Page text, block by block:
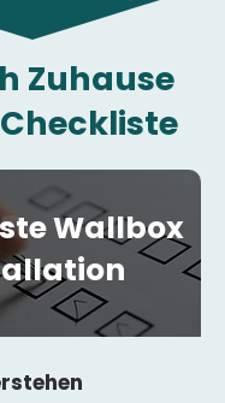
Zuhause
Wallbox